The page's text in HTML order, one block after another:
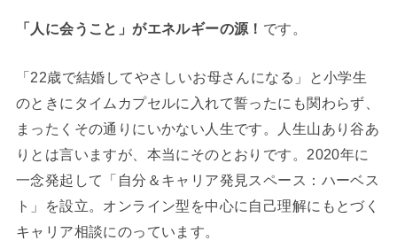
「人に会うこと」がエネルギーの源！ です。
「22歳で結婚してやさしいお母さんになる」と小学生
のときにタイムカプセルに入れて誓ったにも関わらず、
まったくその通りにいかない人生です。人生山あり谷あ
りとは言いますが、本当にそのとおりです。2020年に
一念発起して「自分＆キャリア発見スペース：ハーベス
ト」を設立。オンライン型を中心に自己理解にもとづく
キャリア相談にのっています。